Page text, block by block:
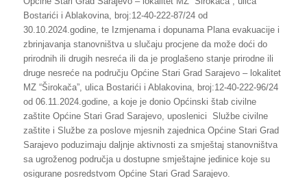
Bostarići i Ablakovina, broj:12-40-222-87/24 od
30.10.2024.godine, te Izmjenama i dopunama Plana evakuacije i
zbrinjavanja stanovništva u slučaju procjene da može doći do
prirodnih ili drugih nesreća ili da je proglašeno stanje prirodne ili
druge nesreće na području Općine Stari Grad Sarajevo – lokalitet
MZ “Širokača”, ulica Bostarići i Ablakovina, broj:12-40-222-96/24
od 06.11.2024.godine, a koje je donio Općinski štab civilne
zaštite Općine Stari Grad Sarajevo, uposlenici Službe civilne
zaštite i Službe za poslove mjesnih zajednica Općine Stari Grad
Sarajevo poduzimaju daljnje aktivnosti za smještaj stanovništva
sa ugroženog područja u dostupne smještajne jedinice koje su
osigurane posredstvom Općine Stari Grad Sarajevo.